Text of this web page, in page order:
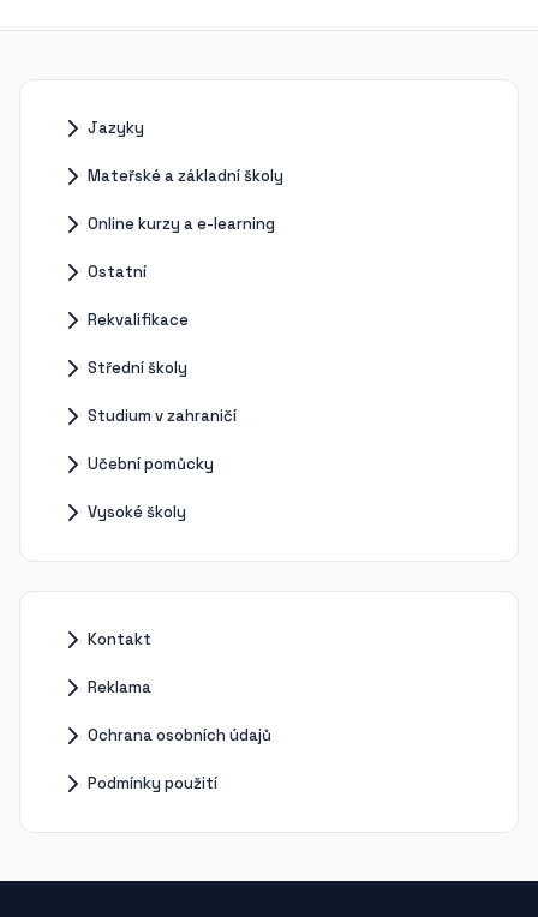
Jazyky
Mateřské a základní školy
Online kurzy a e-learning
Ostatní
Rekvalifikace
Střední školy
Studium v zahraničí
Učební pomůcky
Vysoké školy
Kontakt
Reklama
Ochrana osobních údajů
Podmínky použití